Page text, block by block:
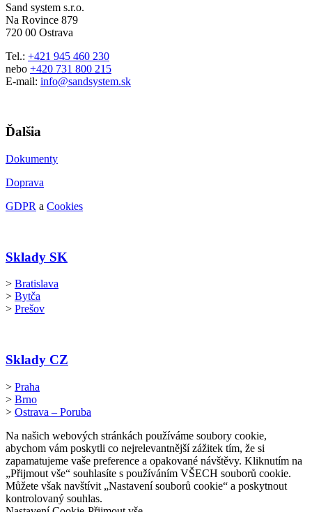
Sand system s.r.o.
Na Rovince 879
720 00 Ostrava
Tel.: +421 945 460 230
nebo +420 731 800 215
E-mail: info@sandsystem.sk
Ďalšia
Dokumenty
Doprava
GDPR a Cookies
Sklady SK
> Bratislava
> Bytča
> Prešov
Sklady CZ
> Praha
> Brno
> Ostrava – Poruba
Na našich webových stránkách používáme soubory cookie,
abychom vám poskytli co nejrelevantnější zážitek tím, že si
zapamatujeme vaše preference a opakované návštěvy. Kliknutím na
„Přijmout vše“ souhlasíte s používáním VŠECH souborů cookie.
Můžete však navštívit „Nastavení souborů cookie“ a poskytnout
kontrolovaný souhlas.